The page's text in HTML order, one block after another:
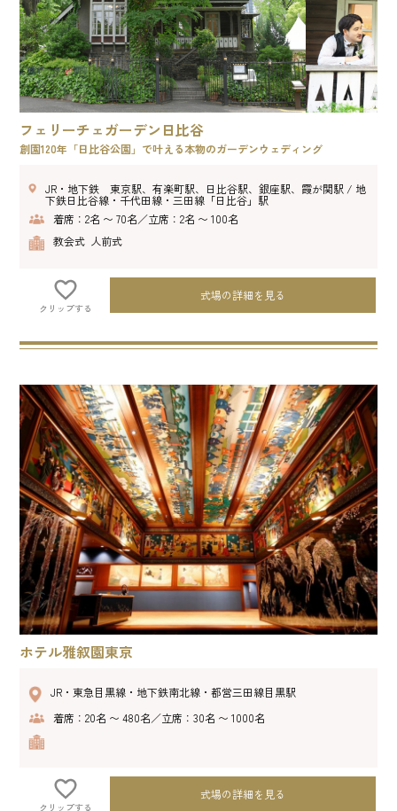
フェリーチェガーデン日比谷
創園120年「日比谷公園」で叶える本物のガーデンウェディング
JR・地下鉄 東京駅、有楽町駅、日比谷駅、銀座駅、霞が関駅 / 地
下鉄日比谷線・千代田線・三田線「日比谷」駅
着席：2名 〜 70名／立席：2名 〜 100名
教会式 人前式
クリップする
式場の詳細を見る
ホテル雅叙園東京
JR・東急目黒線・地下鉄南北線・都営三田線目黒駅
着席：20名 〜 480名／立席：30名 〜 1000名
クリップする
式場の詳細を見る